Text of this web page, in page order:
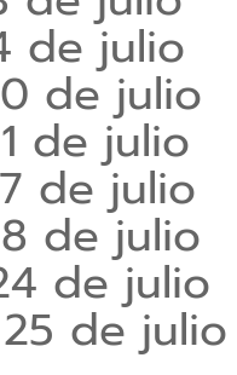
de julio
de julio
de julio
de julio
de julio
de julio
de julio